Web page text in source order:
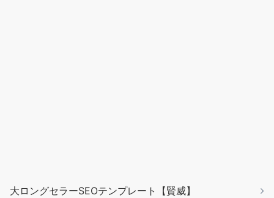
大ロングセラーSEOテンプレート【賢威】